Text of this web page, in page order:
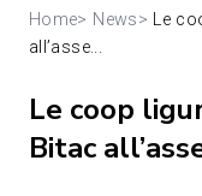
Home> News> Le
all’asse...
Le coop
Bitac